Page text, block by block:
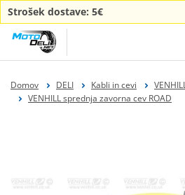
Strošek dostave: 5€
Domov DELI Kabli in cevi
VENHILL sprednja zavorna cev ROAD